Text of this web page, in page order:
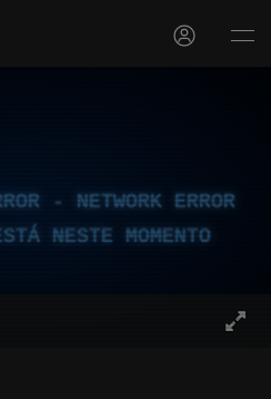
- NETWORK ERROR
NESTE MOMENTO